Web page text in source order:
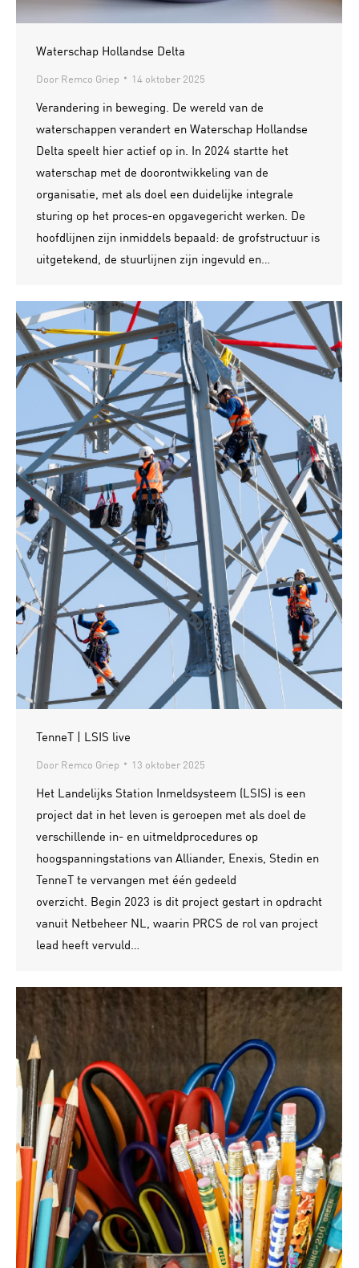
Waterschap Hollandse Delta
Door Remco Griep 14 oktober 2025
Verandering in beweging. De wereld van de
waterschappen verandert en Waterschap Hollandse
Delta speelt hier actief op in. In 2024 startte het
waterschap met de doorontwikkeling van de
organisatie, met als doel een duidelijke integrale
sturing op het proces-en opgavegericht werken. De
hoofdlijnen zijn inmiddels bepaald: de grofstructuur is
uitgetekend, de stuurlijnen zijn ingevuld en…
TenneT | LSIS live
Door Remco Griep 13 oktober 2025
Het Landelijks Station Inmeldsysteem (LSIS) is een
project dat in het leven is geroepen met als doel de
verschillende in- en uitmeldprocedures op
hoogspanningstations van Alliander, Enexis, Stedin en
TenneT te vervangen met één gedeeld
overzicht. Begin 2023 is dit project gestart in opdracht
vanuit Netbeheer NL, waarin PRCS de rol van project
lead heeft vervuld…